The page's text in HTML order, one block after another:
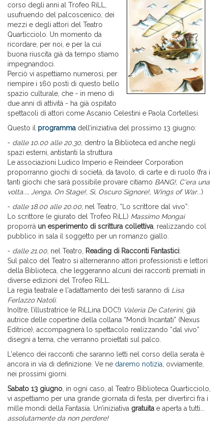
corso degli anni al Trofeo RiLL,
usufruendo del palcoscenico, dei
mezzi e degli attori del Teatro
Quarticciolo. Un momento da
ricordare, per noi, e per la cui
buona riuscita già da tempo stiamo
impegnandoci.
Perciò vi aspettiamo numerosi, per
riempire i 160 posti di questo bello
spazio culturale, che - in meno di
due anni di attività - ha già ospitato
spettacoli di attori come Ascanio Celestini e Paola Cortellesi.
Questo il programma dell’iniziativa del prossimo 13 giugno:
- dalle 10.00 alle 20.30 , dentro la Biblioteca ed anche negli
spazi esterni, antistanti la struttura
Le associazioni Ludico Imperio e Reindeer Corporation
proporranno giochi di società, da tavolo, di carte e di ruolo (fra i
tanti giochi che sarà possibile provare citiamo BANG!, C'era una
volta..., Jenga, On Stage!, Sì, Oscuro Signore!, Wings of War...)
- dalle 18.00 alle 20.00 , nel Teatro, “Lo scrittore dal vivo”:
Lo scrittore (e giurato del Trofeo RiLL) Massimo Mongai
proporrà un esperimento di scrittura collettiva , realizzando col
pubblico in sala il soggetto per un romanzo giallo.
- dalle 21.00 , nel Teatro, Reading di Racconti Fantastici:
Sul palco del Teatro si alterneranno attori professionisti e lettori
della Biblioteca, che leggeranno alcuni dei racconti premiati in
diverse edizioni del Trofeo RiLL.
La regia teatrale e l'adattamento dei testi saranno di Lisa
Ferlazzo Natoli.
Inoltre, l’illustratrice (e RiLLina DOC!) Valeria De Caterini, già
autrice delle copertine della collana “Mondi Incantati” (Nexus
Editrice), accompagnerà lo spettacolo realizzando “dal vivo”
disegni a tema, che verranno proiettati sul palco.
L'elenco dei racconti che saranno letti nel corso della serata è
ancora in via di definizione. Ve ne daremo notizia , ovviamente,
nei prossimi giorni.
Sabato 13 giugno , in ogni caso, al Teatro Biblioteca Quarticciolo,
vi aspettiamo per una grande giornata di festa, per divertirci fra i
mille mondi della Fantasia. Un’iniziativa gratuita e aperta a tutti...
assolutamente da non perdere!